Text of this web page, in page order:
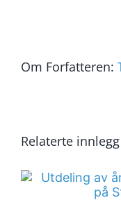
Om Forfatteren:
Relaterte innlegg